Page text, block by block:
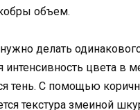
объем.
делать
интенсивность цвета в
тень. С помощью
текстура змеиной